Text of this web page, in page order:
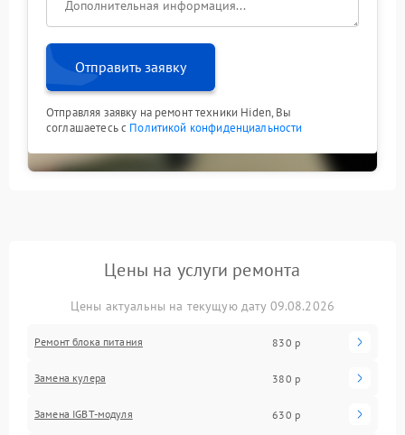
Отправить заявку
Отправляя заявку на ремонт техники Hiden, Вы
соглашаетесь с Политикой конфиденциальности
Цены на услуги ремонта
Цены актуальны на текущую дату 09.08.2026
Ремонт блока питания 830 р
Замена кулера 380 р
Замена IGBT-модуля 630 р